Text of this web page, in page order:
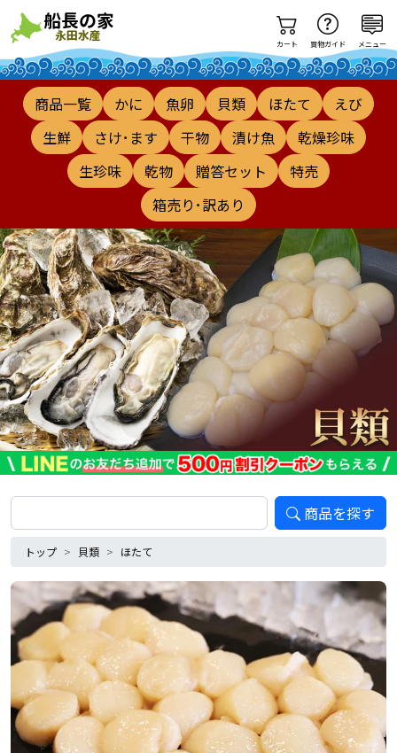
カート 買物ガイド メニュー
商品一覧 かに 魚卵 貝類 ほたて
えび
生鮮
さけ･ます 干物 漬け魚
乾燥珍味
生珍味
乾物 贈答セット
特売
箱売り･訳あり
商品を探す
トップ 貝類 ほたて